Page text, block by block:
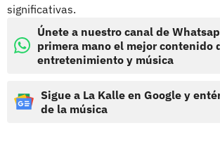
significativas.
Únete a nuestro canal de
primera mano el mejor contenido
entretenimiento y música
Sigue a La Kalle en Google y
de la música